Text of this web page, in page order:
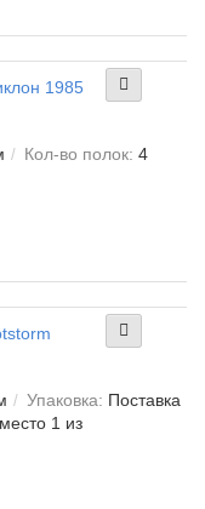
Кол-во полок: 4
Упаковка: Поставка
1 из